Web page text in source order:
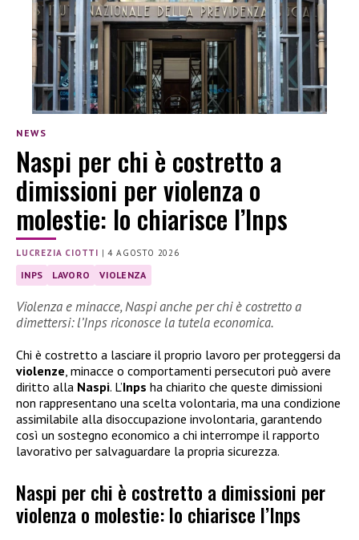
NEWS
Naspi per chi è costretto a
dimissioni per violenza o
molestie: lo chiarisce l’Inps
LUCREZIA CIOTTI |4 AGOSTO 2026
INPS LAVORO VIOLENZA
Violenza e minacce, Naspi anche per chi è costretto a
dimettersi: l’Inps riconosce la tutela economica.
Chi è costretto a lasciare il proprio lavoro per proteggersi da
violenze, minacce o comportamenti persecutori può avere
diritto alla Naspi. L’Inps ha chiarito che queste dimissioni
non rappresentano una scelta volontaria, ma una condizione
assimilabile alla disoccupazione involontaria, garantendo
così un sostegno economico a chi interrompe il rapporto
lavorativo per salvaguardare la propria sicurezza.
Naspi per chi è costretto a dimissioni per
violenza o molestie: lo chiarisce l’Inps